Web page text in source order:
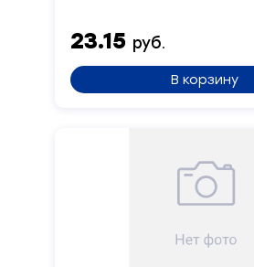
23.15 руб.
В корзину